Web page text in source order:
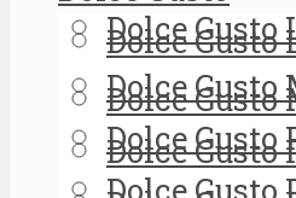
Dolce
Dolce Gusto
Dolce Gusto
Dolce Gusto
Dolce
Dolce Gusto
Dolce Gusto